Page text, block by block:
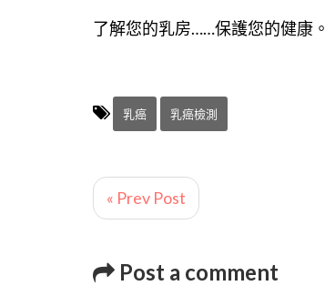
了解您的乳房……保護您的健康。
乳癌 乳癌檢測
« Prev Post
Post a comment